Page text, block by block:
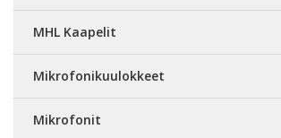
MHL Kaapelit
Mikrofonikuulokkeet
Mikrofonit